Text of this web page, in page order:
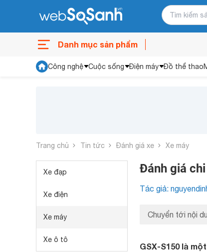
Danh mục sản phẩm
Công nghệ Cuộc sống Điện máy Đồ thể thao
Trang chủ Tin tức Đánh giá xe Xe máy
Xe đạp
Xe điện
Xe máy
Xe ô tô
Đánh giá
Tác giả:
Chuyển tới nội
GSX-S150 là